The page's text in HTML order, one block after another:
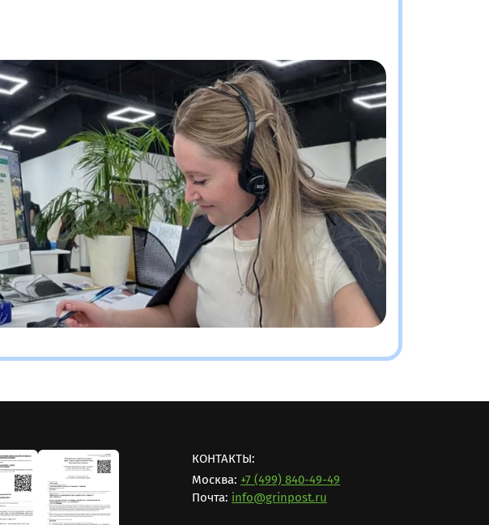
КОНТАКТЫ:
Москва: +7 (499) 840-49-49
Почта: info@grinpost.ru